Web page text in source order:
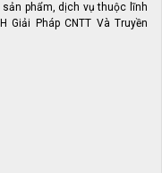
phẩm, dịch vụ thuộc lĩnh
Giải Pháp CNTT Và Truyền